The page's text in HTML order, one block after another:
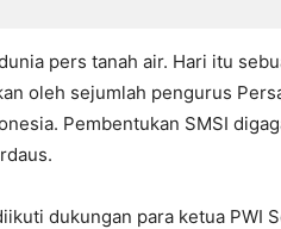
pers tanah air. Hari itu
oleh sejumlah pengurus
Pembentukan SMSI
dukungan para ketua PWI